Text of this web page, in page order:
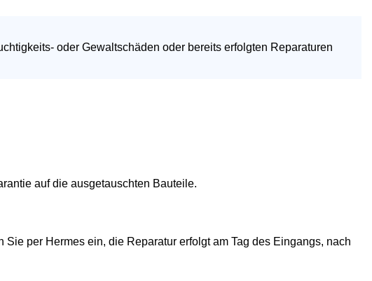
oder Gewaltschäden oder bereits erfolgten Reparaturen
auf die ausgetauschten Bauteile.
per Hermes ein, die Reparatur erfolgt am Tag des Eingangs, nach